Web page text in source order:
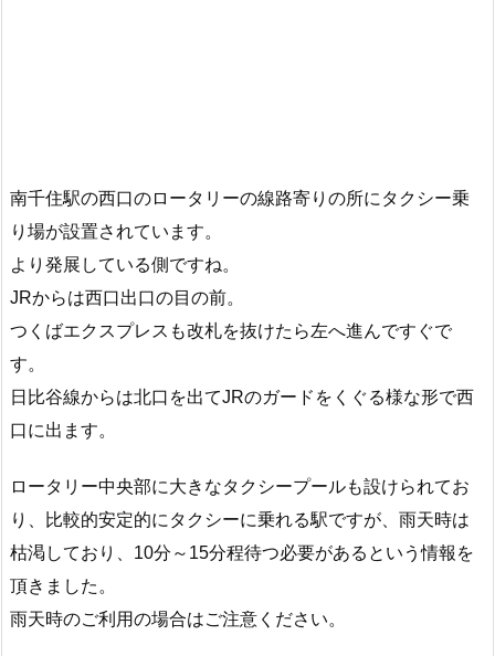
南千住駅の西口のロータリーの線路寄りの所にタクシー乗
り場が設置されています。
より発展している側ですね。
JRからは西口出口の目の前。
つくばエクスプレスも改札を抜けたら左へ進んですぐで
す。
日比谷線からは北口を出てJRのガードをくぐる様な形で西
口に出ます。
ロータリー中央部に大きなタクシープールも設けられてお
り、比較的安定的にタクシーに乗れる駅ですが、雨天時は
枯渇しており、10分～15分程待つ必要があるという情報を
頂きました。
雨天時のご利用の場合はご注意ください。